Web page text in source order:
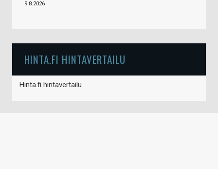
9.8.2026
HINTA.FI HINTAVERTAILU
Hinta.fi hintavertailu